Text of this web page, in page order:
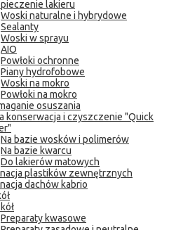
lakieru
Woski naturalne i hybrydowe
Sealanty
Woski w sprayu
AIO
Powłoki ochronne
Piany hydrofobowe
Woski na mokro
Powłoki na mokro
osuszania
konserwacja i czyszczenie "Quick
Na bazie wosków i polimerów
Na bazie kwarcu
Do lakierów matowych
plastików zewnętrznych
dachów kabrio
Preparaty kwasowe